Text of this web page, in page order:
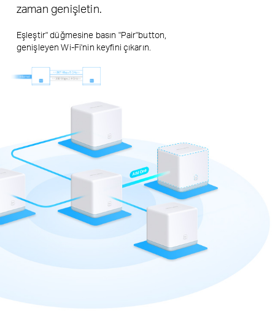
zaman genişletin.
Eşleştir" düğmesine basın "Pair"button,
genişleyen Wi-Fi'nin keyfini çıkarın.